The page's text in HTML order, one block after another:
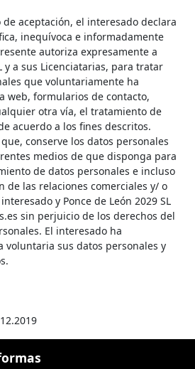
de aceptación, el interesado declara
inequívoca e informadamente
autoriza expresamente a
y a sus Licenciatarias, para tratar
que voluntariamente ha
web, formularios de contacto,
otra vía, el tratamiento de
acuerdo a los fines descritos.
conserve los datos personales
medios de que disponga para
de datos personales e incluso
de las relaciones comerciales y/ o
y Ponce de León 2029 SL
sin perjuicio de los derechos del
El interesado ha
voluntaria sus datos personales y